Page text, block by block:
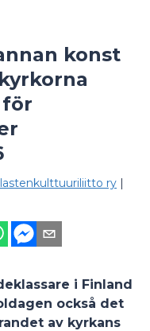
konst
för
ry |
i Finland
också det
av kyrkans